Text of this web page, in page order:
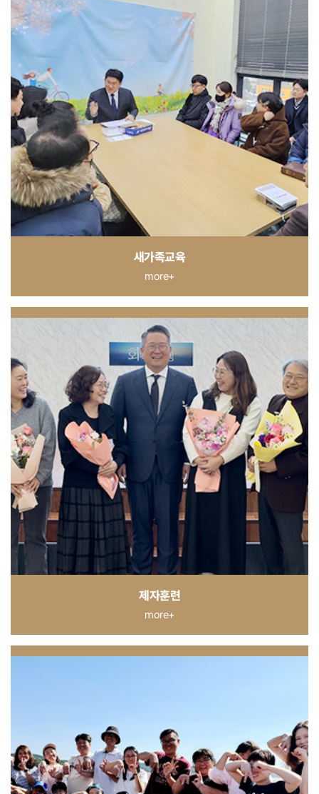
새가족교육
more+
제자훈련
more+